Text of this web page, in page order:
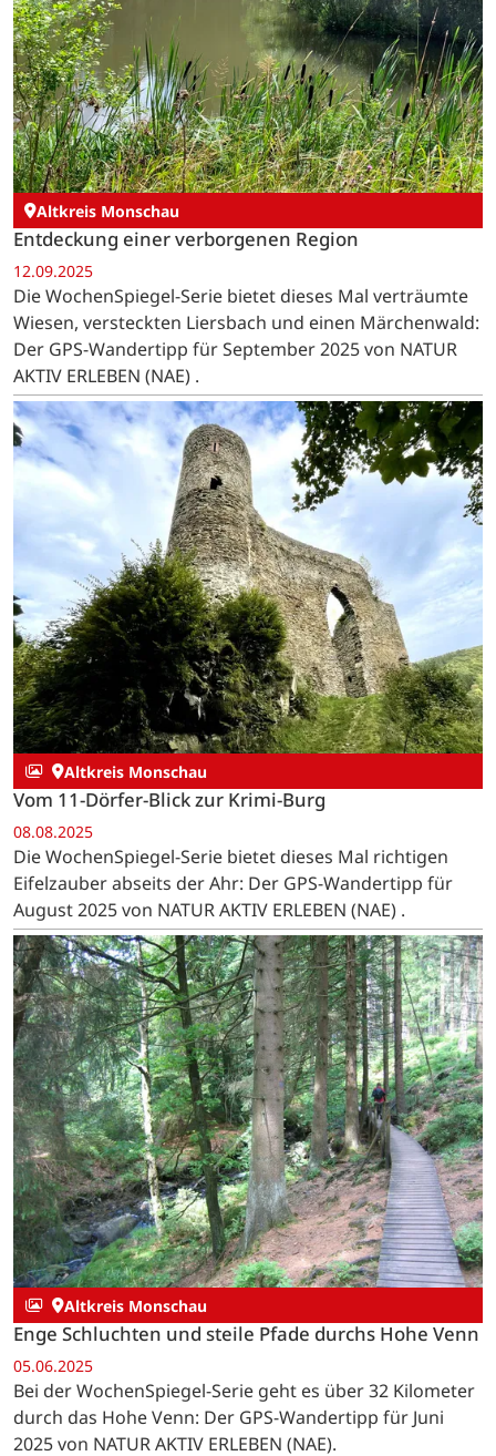
Altkreis Monschau
Entdeckung einer verborgenen Region
12.09.2025
Die WochenSpiegel-Serie bietet dieses Mal verträumte
Wiesen, versteckten Liersbach und einen Märchenwald:
Der GPS-Wandertipp für September 2025 von NATUR
AKTIV ERLEBEN (NAE) .
Altkreis Monschau
Vom 11-Dörfer-Blick zur Krimi-Burg
08.08.2025
Die WochenSpiegel-Serie bietet dieses Mal richtigen
Eifelzauber abseits der Ahr: Der GPS-Wandertipp für
August 2025 von NATUR AKTIV ERLEBEN (NAE) .
Altkreis Monschau
Enge Schluchten und steile Pfade durchs Hohe Venn
05.06.2025
Bei der WochenSpiegel-Serie geht es über 32 Kilometer
durch das Hohe Venn: Der GPS-Wandertipp für Juni
2025 von NATUR AKTIV ERLEBEN (NAE).